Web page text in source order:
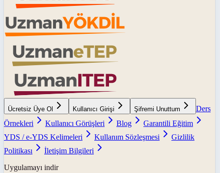
Ücretsiz Üye Ol Kullanıcı Girişi Şifremi Unuttum
Ders
Örnekleri
Kullanıcı Görüşleri Blog
Garantili Eğitim
YDS / e-YDS Kelimeleri
Kullanım Sözleşmesi
Gizlilik
Politikası
İletişim Bilgileri
Uygulamayı indir